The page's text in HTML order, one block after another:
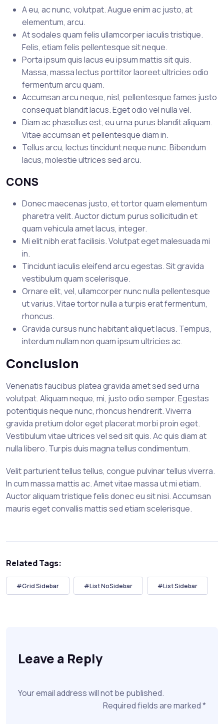
A eu, ac nunc, volutpat. Augue enim ac justo, at
elementum, arcu.
At sodales quam felis ullamcorper iaculis tristique.
Felis, etiam felis pellentesque sit neque.
Porta ipsum quis lacus eu ipsum mattis sit quis.
Massa, massa lectus porttitor laoreet ultricies odio
fermentum arcu quam.
Accumsan arcu neque, nisl, pellentesque fames justo
consequat blandit lacus. Eget odio vel nulla vel.
Diam ac phasellus est, eu urna purus blandit aliquam.
Vitae accumsan et pellentesque diam in.
Tellus arcu, lectus tincidunt neque nunc. Bibendum
lacus, molestie ultrices sed arcu.
CONS
Donec maecenas justo, et tortor quam elementum
pharetra velit. Auctor dictum purus sollicitudin et
quam vehicula amet lacus, integer.
Mi elit nibh erat facilisis. Volutpat eget malesuada mi
in.
Tincidunt iaculis eleifend arcu egestas. Sit gravida
vestibulum quam scelerisque.
Ornare elit, vel, ullamcorper nunc nulla pellentesque
ut varius. Vitae tortor nulla a turpis erat fermentum,
rhoncus.
Gravida cursus nunc habitant aliquet lacus. Tempus,
interdum nullam non quam ipsum ultricies ac.
Conclusion
Venenatis faucibus platea gravida amet sed sed urna
volutpat. Aliquam neque, mi, justo odio semper. Egestas
potentiquis neque nunc, rhoncus hendrerit. Viverra
gravida pretium dolor eget placerat morbi proin eget.
Vestibulum vitae ultrices vel sed sit quis. Ac quis diam at
nulla libero. Turpis duis magna tellus condimentum.
Velit parturient tellus tellus, congue pulvinar tellus viverra.
In cum massa mattis ac. Amet vitae massa ut mi etiam.
Auctor aliquam tristique felis donec eu sit nisi. Accumsan
mauris eget convallis mattis sed etiam scelerisque.
Related Tags:
#Grid Sidebar #List NoSidebar #List Sidebar
Leave a Reply
Your email address will not be published.
Required fields are marked*